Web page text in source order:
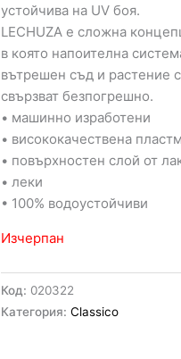
устойчива на UV боя.
LECHUZA е сложна
в която напоителна
вътрешен съд и растение
свързват безпогрешно.
• машинно изработени
• висококачествена
• повърхностен слой от
• леки
• 100% водоустойчиви
Изчерпан
Код: 020322
Категория: Classico